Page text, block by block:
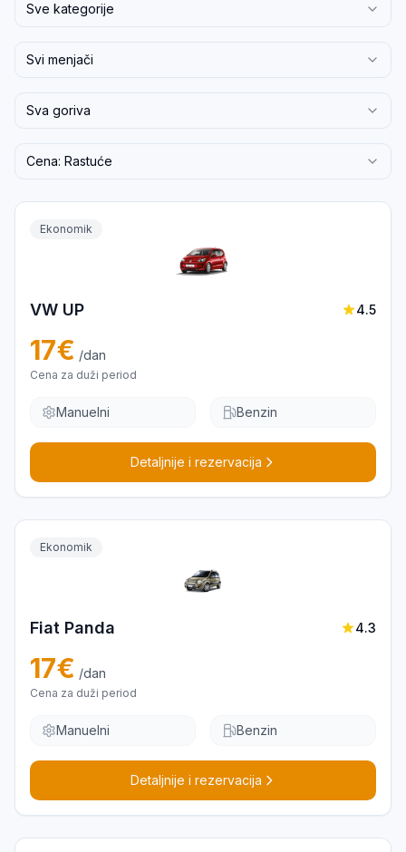
Sve kategorije
Svi menjači
Sva goriva
Cena: Rastuće
Ekonomik
VW UP 4.5
17€ /dan
Cena za duži period
Manuelni Benzin
Detaljnije i rezervacija
Ekonomik
Fiat Panda 4.3
17€ /dan
Cena za duži period
Manuelni Benzin
Detaljnije i rezervacija